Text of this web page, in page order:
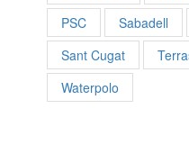
PSC
Sabadell
Sant Cugat
Waterpolo